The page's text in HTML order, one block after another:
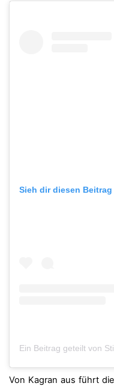
Sieh dir diesen
Von Kagran aus führt